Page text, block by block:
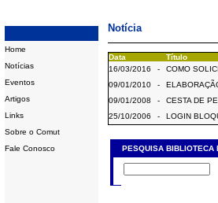
Home
Notícias
Eventos
Artigos
Links
Sobre o Comut
Fale Conosco
Notícia
Data
Título
16/03/2016
-
COMO
09/01/2010
-
09/01/2008
-
CESTA DE
25/10/2006
- LOGIN
PESQUISA BIBLIOTECA